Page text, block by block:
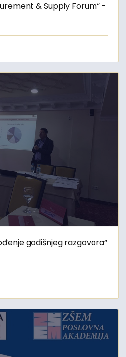
& Supply Forum“ -
godišnjeg razgovora“